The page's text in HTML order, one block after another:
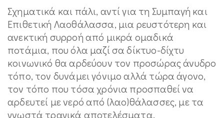
Σχηματικά και πάλι, αντί για τη Συμπαγή και
Επιθετική Λαοθάλασσα, μια ρευστότερη και
ανεκτική συρροή από μικρά ομαδικά
ποτάμια, που όλα μαζί σα δίκτυο-δίχτυ
κοινωνικό θα αρδεύουν τον προσώρας άνυδρο
τόπο, τον δυνάμει γόνιμο αλλά τώρα άγονο,
τον τόπο που τόσα χρόνια προσπαθεί να
αρδευτεί με νερό από (λαο)θάλασσες, με τα
γνωστά τραγικά αποτελέσματα.